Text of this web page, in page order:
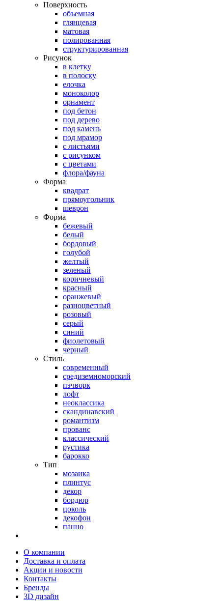
Поверхность
объемная
глянцевая
матовая
полированная
структурированная
Рисунок
в клетку
в полоску
елочка
моноколор
орнамент
под бетон
под дерево
под камень
под мрамор
с листьями
с рисунком
с цветами
флора/фауна
Форма
квадрат
прямоугольник
шеврон
Форма
бежевый
белый
бордовый
голубой
желтый
зеленый
коричневый
красный
оранжевый
разноцветный
розовый
серый
синий
фиолетовый
черный
Стиль
современный
средиземноморский
пэчворк
лофт
неоклассика
скандинавский
романтизм
прованс
классический
рустика
барокко
Тип
мозаика
плинтус
декор
бордюр
цоколь
декофон
панно
О компании
Доставка и оплата
Акции и новости
Контакты
Бренды
3D дизайн